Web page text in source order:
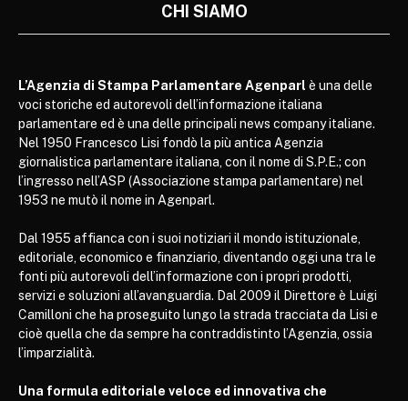
CHI SIAMO
L’Agenzia di Stampa Parlamentare Agenparl è una delle
voci storiche ed autorevoli dell’informazione italiana
parlamentare ed è una delle principali news company italiane.
Nel 1950 Francesco Lisi fondò la più antica Agenzia
giornalistica parlamentare italiana, con il nome di S.P.E.; con
l’ingresso nell’ASP (Associazione stampa parlamentare) nel
1953 ne mutò il nome in Agenparl.
Dal 1955 affianca con i suoi notiziari il mondo istituzionale,
editoriale, economico e finanziario, diventando oggi una tra le
fonti più autorevoli dell’informazione con i propri prodotti,
servizi e soluzioni all’avanguardia. Dal 2009 il Direttore è Luigi
Camilloni che ha proseguito lungo la strada tracciata da Lisi e
cioè quella che da sempre ha contraddistinto l’Agenzia, ossia
l’imparzialità.
Una formula editoriale veloce ed innovativa che